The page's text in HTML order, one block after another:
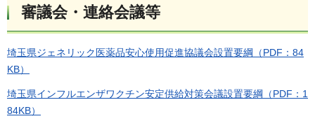
審議会・連絡会議等
埼玉県ジェネリック医薬品安心使用促進協議会設置要綱（PDF：84
KB）
埼玉県インフルエンザワクチン安定供給対策会議設置要綱（PDF：1
84KB）